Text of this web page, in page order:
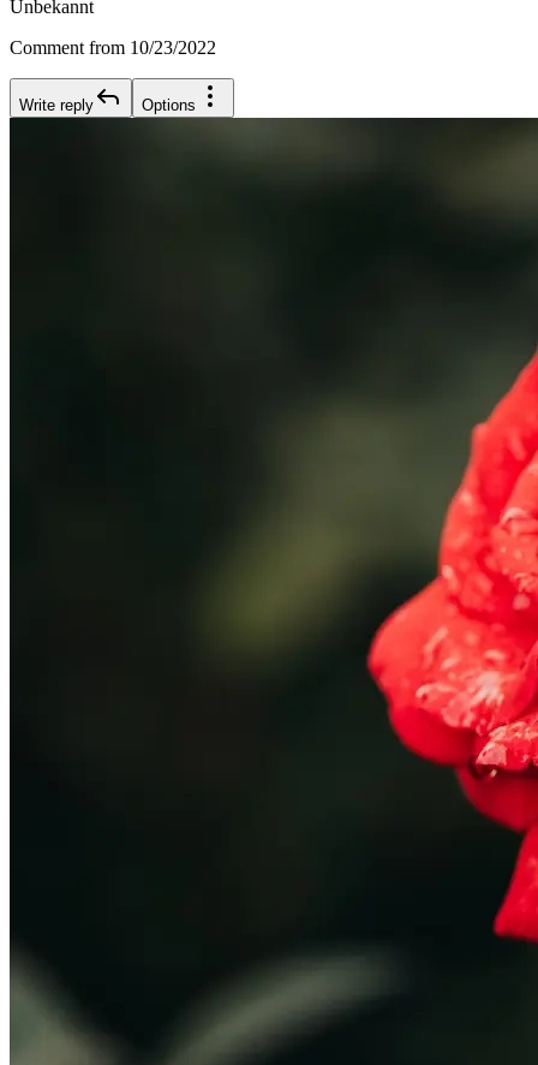
Unbekannt
Comment from 10/23/2022
Write reply Options